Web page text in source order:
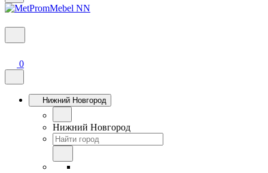
0
Нижний Новгород
Нижний Новгород